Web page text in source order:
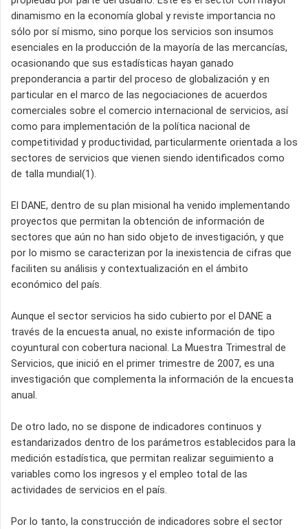
dinamismo en la economía global y reviste importancia no
sólo por sí mismo, sino porque los servicios son insumos
esenciales en la producción de la mayoría de las mercancías,
ocasionando que sus estadísticas hayan ganado
preponderancia a partir del proceso de globalización y en
particular en el marco de las negociaciones de acuerdos
comerciales sobre el comercio internacional de servicios, así
como para implementación de la política nacional de
competitividad y productividad, particularmente orientada a los
sectores de servicios que vienen siendo identificados como
de talla mundial(1).
El DANE, dentro de su plan misional ha venido implementando
proyectos que permitan la obtención de información de
sectores que aún no han sido objeto de investigación, y que
por lo mismo se caracterizan por la inexistencia de cifras que
faciliten su análisis y contextualización en el ámbito
económico del país.
Aunque el sector servicios ha sido cubierto por el DANE a
través de la encuesta anual, no existe información de tipo
coyuntural con cobertura nacional. La Muestra Trimestral de
Servicios, que inició en el primer trimestre de 2007, es una
investigación que complementa la información de la encuesta
anual.
De otro lado, no se dispone de indicadores continuos y
estandarizados dentro de los parámetros establecidos para la
medición estadística, que permitan realizar seguimiento a
variables como los ingresos y el empleo total de las
actividades de servicios en el país.
Por lo tanto, la construcción de indicadores sobre el sector